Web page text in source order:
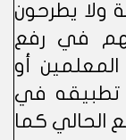
ولا يطرحون
في رفع
أو
تطبيقه في
الحالي كما